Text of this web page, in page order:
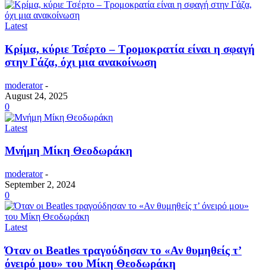
Latest
Κρίμα, κύριε Τσέρτο – Τρομοκρατία είναι η σφαγή
στην Γάζα, όχι μια ανακοίνωση
moderator -
August 24, 2025
0
Latest
Μνήμη Μίκη Θεοδωράκη
moderator -
September 2, 2024
0
Latest
Όταν οι Beatles τραγούδησαν το «Αν θυμηθείς τ’
όνειρό μου» του Μίκη Θεοδωράκη